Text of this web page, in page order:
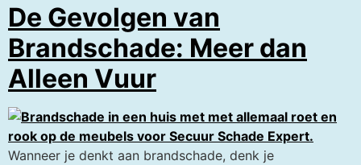
De Gevolgen van
Brandschade: Meer dan
Alleen Vuur
Wanneer je denkt aan brandschade, denk je